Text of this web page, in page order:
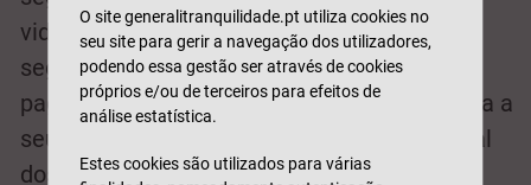
vidros podem diferir de seguradora para
seguradora, e algumas poderão exigir-lhe o
pagamento de umafranquia(o valor que fica a
seu cargo, independentemente do valor total
dos danos).
O site generalitranquilidade.pt utiliza cookies no
seu site para gerir a navegação dos utilizadores,
podendo essa gestão ser através de cookies
próprios e/ou de terceiros para efeitos de
análise estatística.
Estes cookies são utilizados para várias